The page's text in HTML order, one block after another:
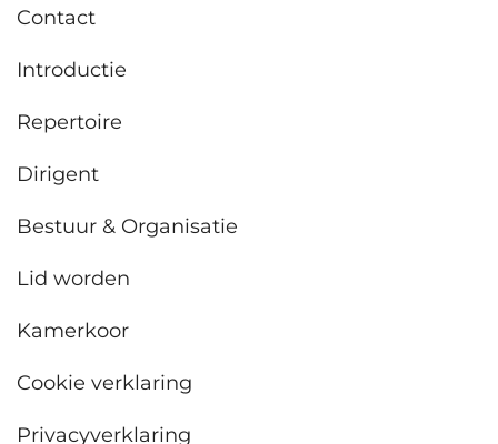
Contact
Introductie
Repertoire
Dirigent
Bestuur & Organisatie
Lid worden
Kamerkoor
Cookie verklaring
Privacyverklaring